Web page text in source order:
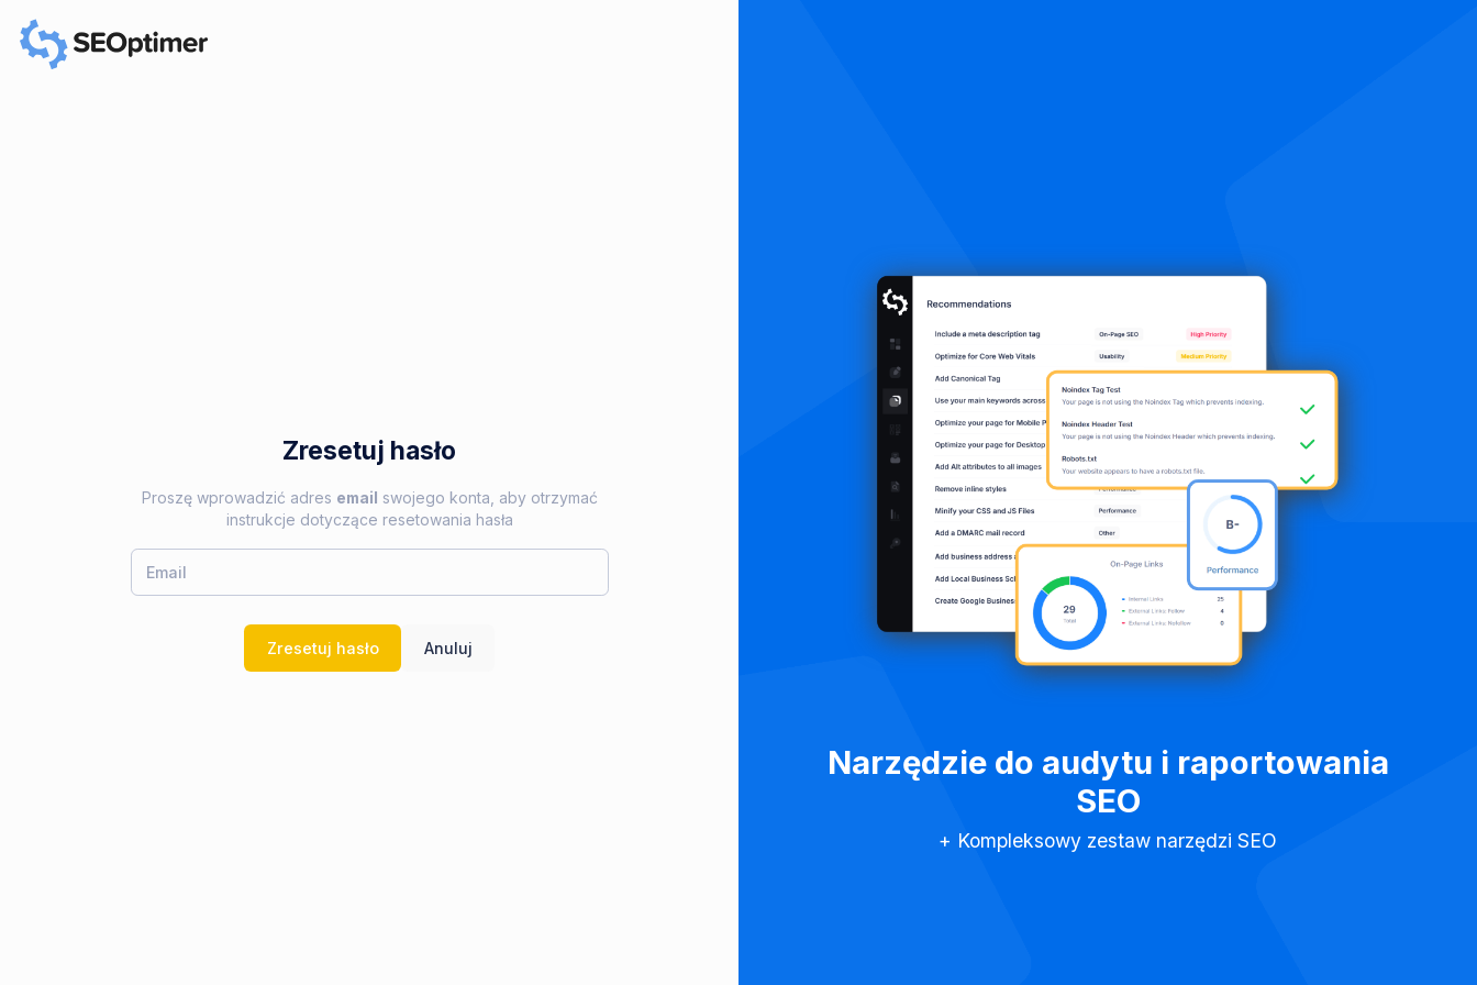
Zresetuj hasło
Proszę wprowadzić adres email swojego konta, aby otrzymać
instrukcje dotyczące resetowania hasła
Zresetuj hasło Anuluj
Narzędzie do audytu i raportowania
SEO
+ Kompleksowy zestaw narzędzi SEO